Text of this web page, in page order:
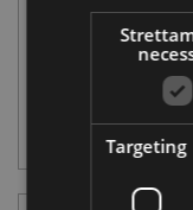
La
tra
MUSEO NATURA
Targeting